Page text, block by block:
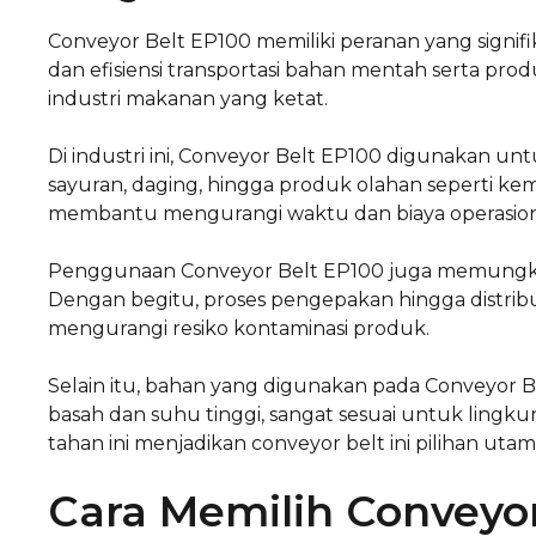
Conveyor Belt EP100 memiliki peranan yang
dan efisiensi transportasi bahan mentah serta
industri makanan yang ketat.
Di industri ini, Conveyor Belt EP100 digunakan
sayuran, daging, hingga produk olahan seperti
membantu mengurangi waktu dan biaya
Penggunaan Conveyor Belt EP100 juga
Dengan begitu, proses pengepakan hingga
mengurangi resiko kontaminasi produk.
Selain itu, bahan yang digunakan pada
basah dan suhu tinggi, sangat sesuai untuk
tahan ini menjadikan conveyor belt ini pilihan
Cara Memilih